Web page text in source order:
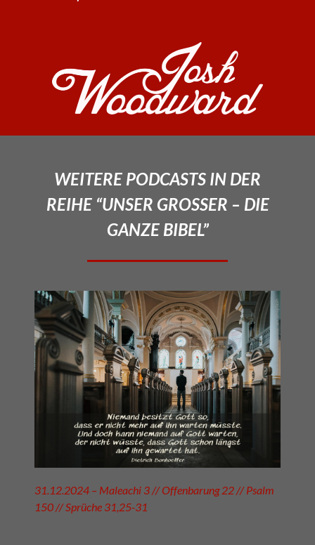
WEITERE PODCASTS IN DER
REIHE “UNSER GROSSER – DIE
GANZE BIBEL”
31.12.2024 – Maleachi 3 // Offenbarung 22 // Psalm
150 // Sprüche 31,25-31